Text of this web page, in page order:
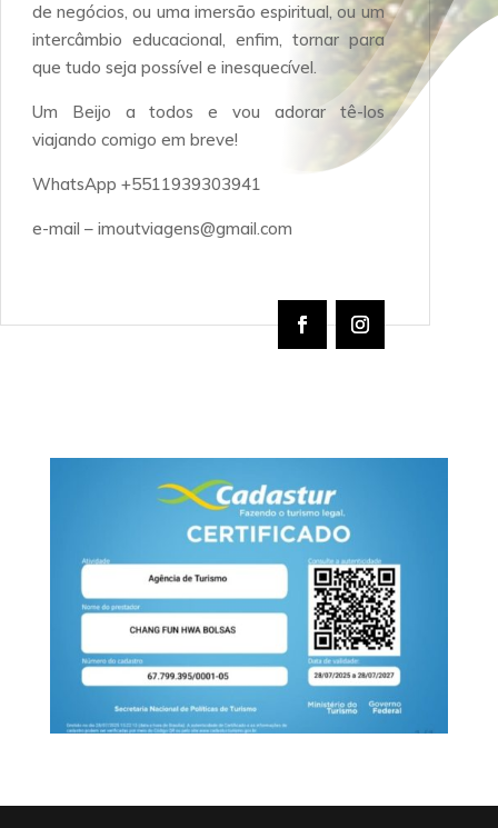
de negócios, ou uma imersão espiritual, ou um
intercâmbio educacional, enfim, tornar para
que tudo seja possível e inesquecível.
Um Beijo a todos e vou adorar tê-los
viajando comigo em breve!
WhatsApp +5511939303941
e-mail – imoutviagens@gmail.com